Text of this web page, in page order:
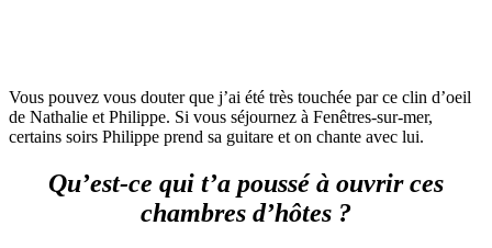
Vous pouvez vous douter que j’ai été très touchée par ce clin d’oeil
de Nathalie et Philippe. Si vous séjournez à Fenêtres-sur-mer,
certains soirs Philippe prend sa guitare et on chante avec lui.
Qu’est-ce qui t’a poussé à ouvrir ces
chambres d’hôtes ?